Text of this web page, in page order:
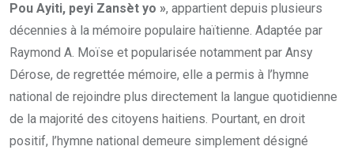
Pou Ayiti, peyi Zansèt yo », appartient depuis plusieurs
décennies à la mémoire populaire haïtienne. Adaptée par
Raymond A. Moïse et popularisée notamment par Ansy
Dérose, de regrettée mémoire, elle a permis à l’hymne
national de rejoindre plus directement la langue quotidienne
de la majorité des citoyens haitiens. Pourtant, en droit
positif, l’hymne national demeure simplement désigné